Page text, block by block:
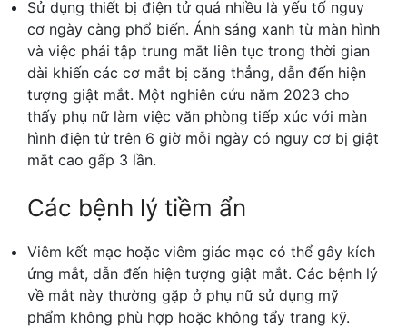
Sử dụng thiết bị điện tử quá nhiều là yếu tố nguy
cơ ngày càng phổ biến. Ánh sáng xanh từ màn hình
và việc phải tập trung mắt liên tục trong thời gian
dài khiến các cơ mắt bị căng thẳng, dẫn đến hiện
tượng giật mắt. Một nghiên cứu năm 2023 cho
thấy phụ nữ làm việc văn phòng tiếp xúc với màn
hình điện tử trên 6 giờ mỗi ngày có nguy cơ bị giật
mắt cao gấp 3 lần.
Các bệnh lý tiềm ẩn
Viêm kết mạc hoặc viêm giác mạc có thể gây kích
ứng mắt, dẫn đến hiện tượng giật mắt. Các bệnh lý
về mắt này thường gặp ở phụ nữ sử dụng mỹ
phẩm không phù hợp hoặc không tẩy trang kỹ.